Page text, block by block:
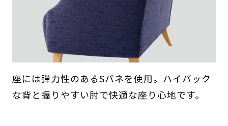
座には弾力性のあるSバネを使用。ハイバック
な背と握りやすい肘で快適な座り心地です。